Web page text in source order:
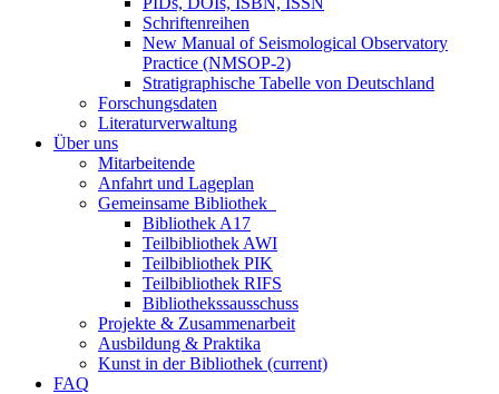
Schriftenreihen
New Manual of Seismological Observatory
Practice (NMSOP-2)
Stratigraphische Tabelle von Deutschland
Forschungsdaten
Literaturverwaltung
Über uns
Mitarbeitende
Anfahrt und Lageplan
Gemeinsame Bibliothek
Bibliothek A17
Teilbibliothek AWI
Teilbibliothek PIK
Teilbibliothek RIFS
Bibliothekssausschuss
Projekte & Zusammenarbeit
Ausbildung & Praktika
Kunst in der Bibliothek (current)
FAQ